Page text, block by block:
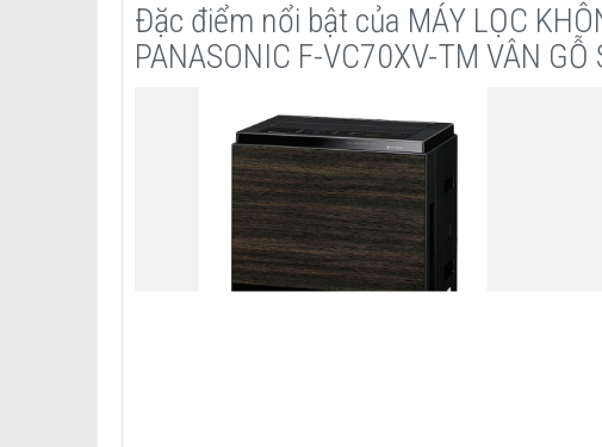
Đặc điểm nổi bật của MÁY LỌC
PANASONIC F-VC70XV-TM VÂN GỖ